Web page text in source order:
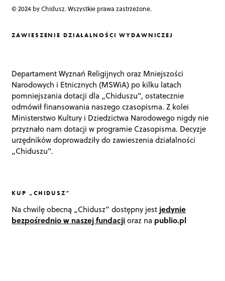
© 2024 by Chidusz. Wszystkie prawa zastrzeżone.
ZAWIESZENIE DZIAŁALNOŚCI WYDAWNICZEJ
Departament Wyznań Religijnych oraz Mniejszości
Narodowych i Etnicznych (MSWiA) po kilku latach
pomniejszania dotacji dla „Chiduszu", ostatecznie
odmówił finansowania naszego czasopisma. Z kolei
Ministerstwo Kultury i Dziedzictwa Narodowego nigdy nie
przyznało nam dotacji w programie Czasopisma. Decyzje
urzędników doprowadziły do zawieszenia działalności
„Chiduszu".
KUP „CHIDUSZ”
Na chwilę obecną „Chidusz” dostępny jest jedynie
bezpośrednio w naszej fundacjioraz na publio.pl